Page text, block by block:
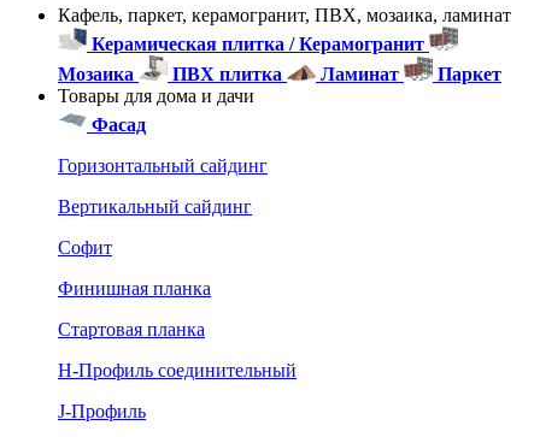
Кафель, паркет, керамогранит, ПВХ, мозаика, ламинат
Керамическая плитка / Керамогранит
Мозаика
ПВХ плитка Ламинат
Паркет
Товары для дома и дачи
Фасад
Горизонтальный сайдинг
Вертикальный сайдинг
Софит
Финишная планка
Стартовая планка
Н-Профиль соединительный
J-Профиль